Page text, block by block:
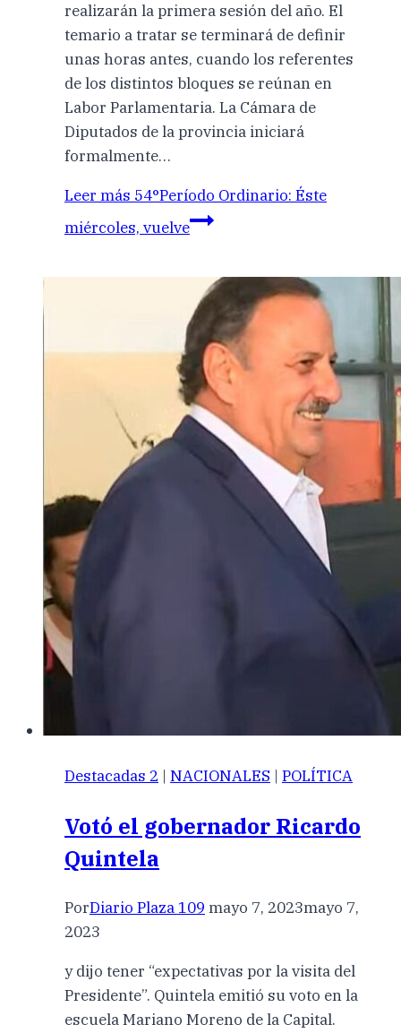
realizarán la primera sesión del año. El
temario a tratar se terminará de definir
unas horas antes, cuando los referentes
de los distintos bloques se reúnan en
Labor Parlamentaria. La Cámara de
Diputados de la provincia iniciará
formalmente…
Leer más 54°Período Ordinario: Éste
miércoles, vuelve
Destacadas 2 | NACIONALES | POLÍTICA
Votó el gobernador Ricardo
Quintela
PorDiario Plaza 109 mayo 7, 2023mayo 7,
2023
y dijo tener “expectativas por la visita del
Presidente”. Quintela emitió su voto en la
escuela Mariano Moreno de la Capital.